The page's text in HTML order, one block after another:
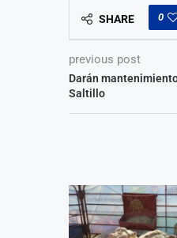
SHARE 0
previous post
Darán
Saltillo